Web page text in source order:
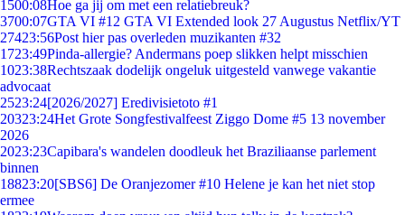
1500:08Hoe ga jij om met een relatiebreuk?
3700:07GTA VI #12 GTA VI Extended look 27 Augustus Netflix/YT
27423:56Post hier pas overleden muzikanten #32
1723:49Pinda-allergie? Andermans poep slikken helpt misschien
1023:38Rechtszaak dodelijk ongeluk uitgesteld vanwege vakantie
advocaat
2523:24[2026/2027] Eredivisietoto #1
20323:24Het Grote Songfestivalfeest Ziggo Dome #5 13 november
2026
2023:23Capibara's wandelen doodleuk het Braziliaanse parlement
binnen
18823:20[SBS6] De Oranjezomer #10 Helene je kan het niet stop
ermee